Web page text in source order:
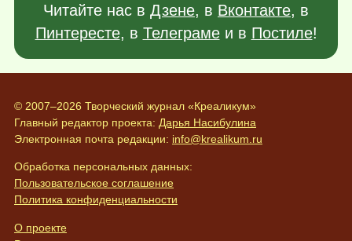
Читайте нас в Дзене, в Вконтакте, в
Пинтересте, в Телеграмеи в Постиле!
© 2007–2026 Творческий журнал «Креаликум»
Главный редактор проекта: Дарья Насибулина
Электронная почта редакции: info@krealikum.ru
Обработка персональных данных:
Пользовательское соглашение
Политика конфиденциальности
О проекте